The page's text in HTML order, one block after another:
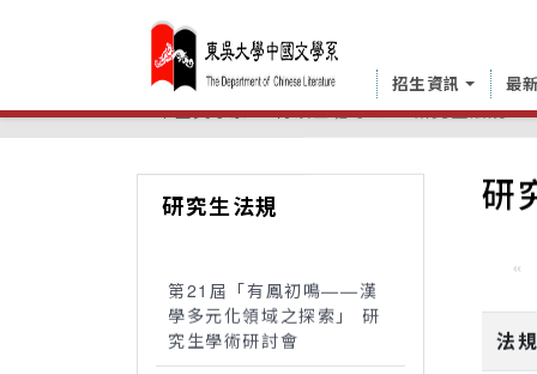
招生資訊 最
中國文學系 博碩士班專區 研究生法規
研究生法規
第21屆「有鳳初鳴——漢
學多元化領域之探索」 研
究生學術研討會
研
«
法